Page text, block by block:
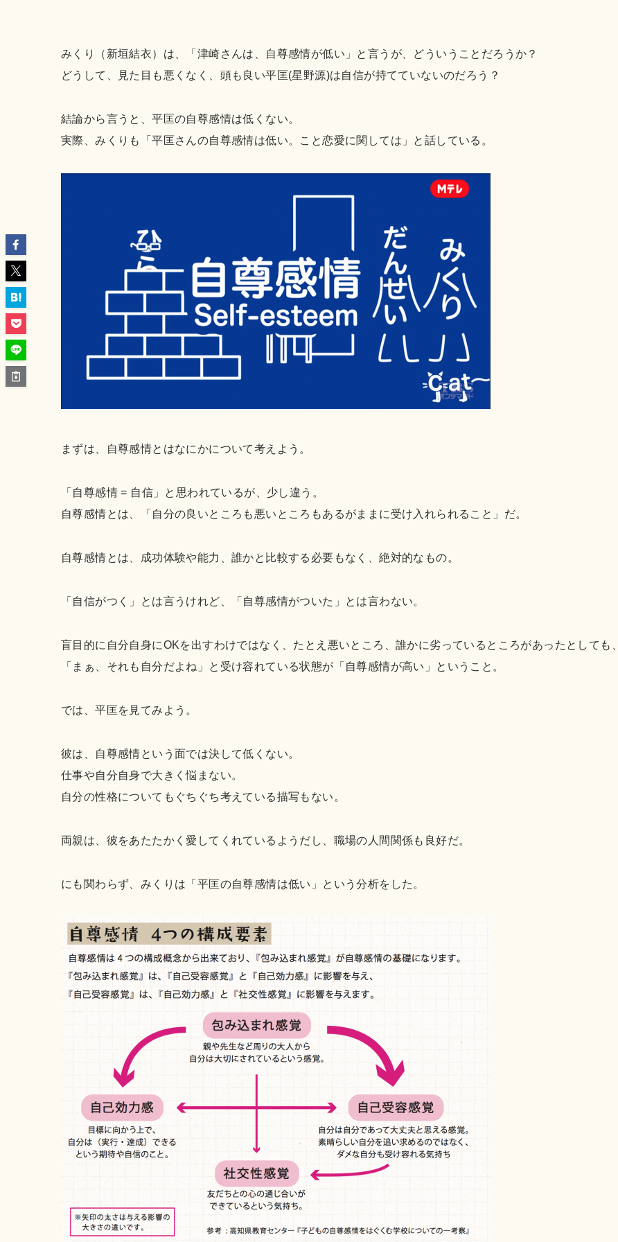
みくり（新垣結衣）は、「津崎さんは、自尊感情が低い」と言うが、どういうことだろうか？
どうして、見た目も悪くなく、頭も良い平匡(星野源)は自信が持てていないのだろう？
結論から言うと、平匡の自尊感情は低くない。
実際、みくりも「平匡さんの自尊感情は低い。こと恋愛に関しては」と話している。
まずは、自尊感情とはなにかについて考えよう。
「自尊感情 = 自信」と思われているが、少し違う。
自尊感情とは、「自分の良いところも悪いところもあるがままに受け入れられること」だ。
自尊感情とは、成功体験や能力、誰かと比較する必要もなく、絶対的なもの。
「自信がつく」とは言うけれど、「自尊感情がついた」とは言わない。
盲目的に自分自身にOKを出すわけではなく、たとえ悪いところ、誰かに劣っているところがあったとしても、
「まぁ、それも自分だよね」と受け容れている状態が「自尊感情が高い」ということ。
では、平匡を見てみよう。
彼は、自尊感情という面では決して低くない。
仕事や自分自身で大きく悩まない。
自分の性格についてもぐちぐち考えている描写もない。
両親は、彼をあたたかく愛してくれているようだし、職場の人間関係も良好だ。
にも関わらず、みくりは「平匡の自尊感情は低い」という分析をした。